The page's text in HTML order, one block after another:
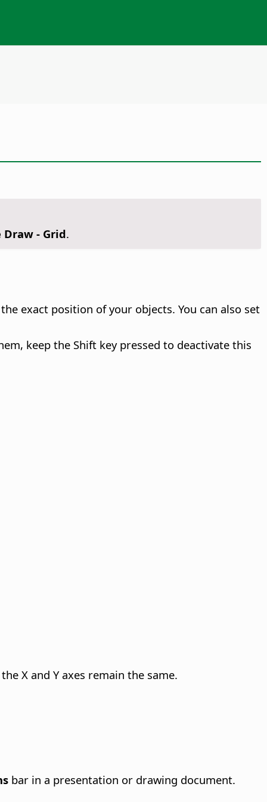
- Grid.
exact position of your objects. You can also set
keep the Shift key pressed to deactivate this
X and Y axes remain the same.
bar in a presentation or drawing document.